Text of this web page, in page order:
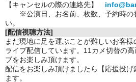
【キャンセルの際の連絡先】
※公演日、お名前、枚数、予約時の
い。
[配信視聴方法]
まだ現地に足を運ぶことが難しいお客
ライブ配信しています。11カメ切替の
ブをお楽しみ頂けます。
配信をお楽しみ頂けましたら【応援投
ます。